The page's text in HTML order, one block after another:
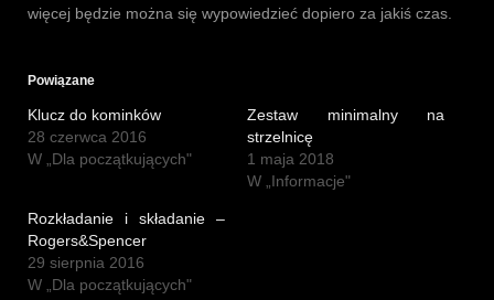
więcej będzie można się wypowiedzieć dopiero za jakiś czas.
Powiązane
Klucz do kominków
28 czerwca 2016
W „Dla początkujących"
Zestaw minimalny na
strzelnicę
1 maja 2018
W „Informacje"
Rozkładanie i składanie –
Rogers&Spencer
29 sierpnia 2016
W „Dla początkujących"